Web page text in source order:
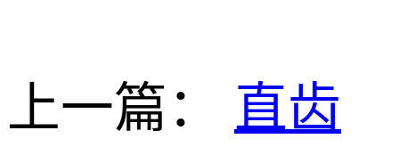
上一篇：
直齿